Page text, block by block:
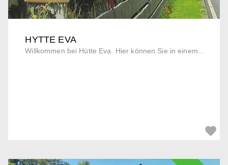
HYTTE EVA
Willkommen bei Hütte Eva. Hier können Sie in einem...